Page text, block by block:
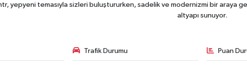
yepyeni temasıyla sizleri buluştururken, sadelik ve modernizmi bir araya
altyapı sunuyor.
Trafik Durumu Puan